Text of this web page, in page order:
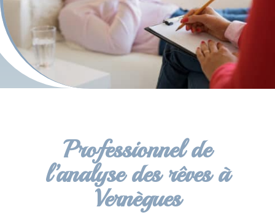
Professionnel de
l’analyse des rêves à
Vernègues